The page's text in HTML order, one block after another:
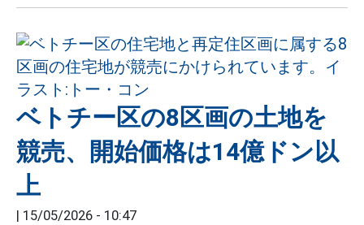
ベトチー区の8区画の土地を
競売、開始価格は14億ドン以
上
15/05/2026 - 10:47